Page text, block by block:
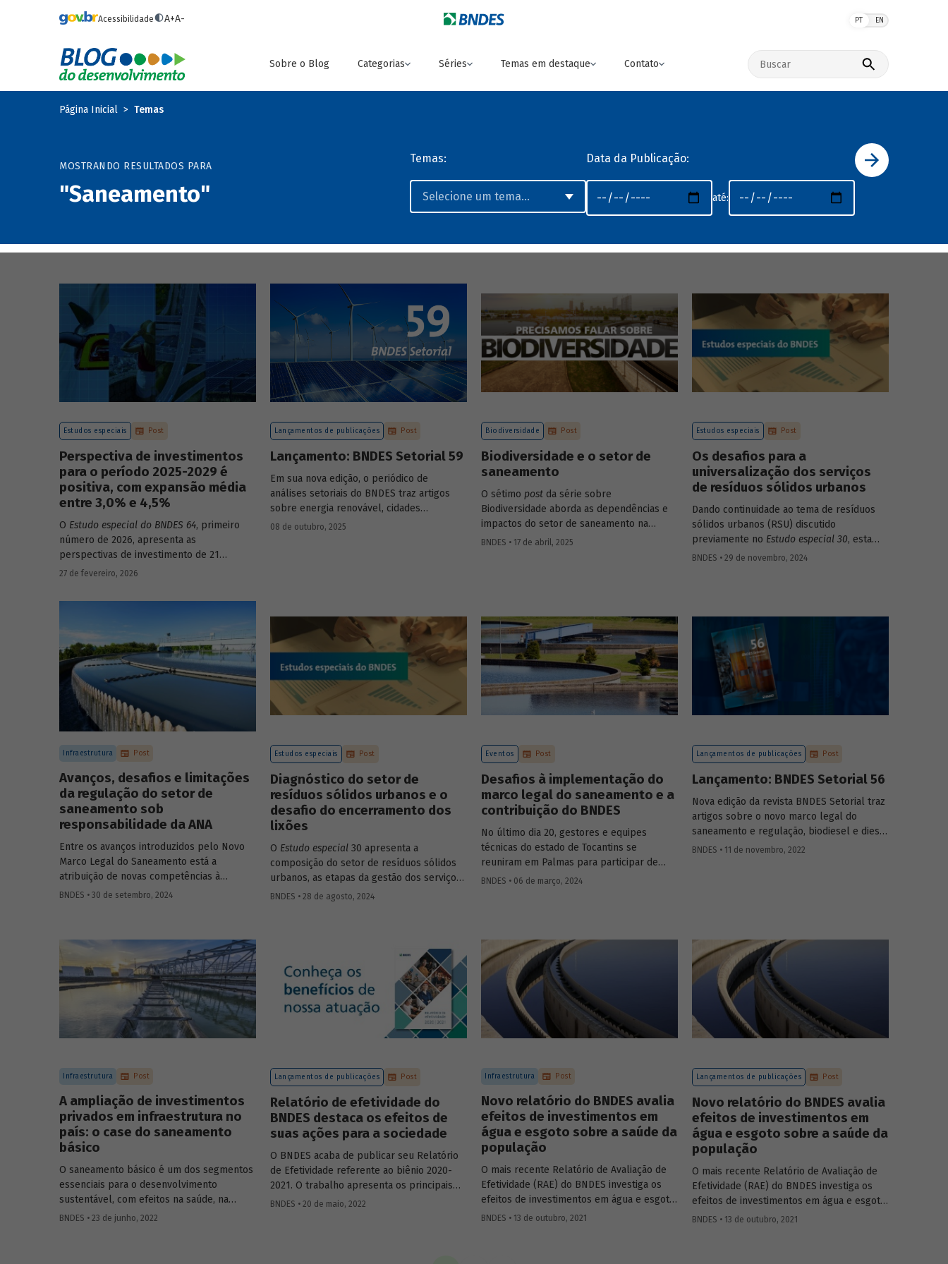
Acessibilidade A+A- PT EN
Sobre o Blog Categorias Séries Temas em destaque Contato
Buscar no site
Página Inicial Temas
MOSTRANDO RESULTADOS PARA
"Saneamento"
Temas: Data da Publicação:
até:
Estudos especiais Post
Perspectiva de investimentos
para o período 2025-2029 é
positiva, com expansão média
entre 3,0% e 4,5%
O Estudo especial do BNDES 64, primeiro
número de 2026, apresenta as
perspectivas de investimento de 21
setores da economia brasileira para o
27 de fevereiro, 2026
Lançamentos de publicações Post
Lançamento: BNDES Setorial 59
Em sua nova edição, o periódico de
análises setoriais do BNDES traz artigos
sobre energia renovável, cidades
resilientes, gestão de resíduos sólidos
08 de outubro, 2025
Biodiversidade Post
Biodiversidade e o setor de
saneamento
O sétimo post da série sobre
Biodiversidade aborda as dependências e
impactos do setor de saneamento na
natureza. A relação do setor com o
ação urgente.
BNDES • 17 de abril, 2025
Estudos especiais Post
Os desafios para a
universalização dos serviços
de resíduos sólidos urbanos
Dando continuidade ao tema de resíduos
sólidos urbanos (RSU) discutido
previamente no Estudo especial 30, esta
edição trata especificamente das
BNDES • 29 de novembro, 2024
Infraestrutura Post
Avanços, desafios e limitações
da regulação do setor de
saneamento sob
responsabilidade da ANA
Entre os avanços introduzidos pelo Novo
Marco Legal do Saneamento está a
atribuição de novas competências à
Agência Nacional de Águas e Saneamento
de superá-los.
BNDES • 30 de setembro, 2024
Estudos especiais Post
Diagnóstico do setor de
resíduos sólidos urbanos e o
desafio do encerramento dos
lixões
O Estudo especial 30 apresenta a
composição do setor de resíduos sólidos
urbanos, as etapas da gestão dos serviços
de manejo de RSU e a situação atual
para encerramento dos lixões – até agosto
de 2024.
BNDES • 28 de agosto, 2024
Eventos Post
Desafios à implementação do
marco legal do saneamento e a
contribuição do BNDES
No último dia 20, gestores e equipes
técnicas do estado de Tocantins se
reuniram em Palmas para participar de
seminário sobre a implementação do
tem ampliado suas formas de atuação.
BNDES • 06 de março, 2024
Lançamentos de publicações Post
Lançamento: BNDES Setorial 56
Nova edição da revista BNDES Setorial traz
artigos sobre o novo marco legal do
saneamento e regulação, biodiesel e diesel
verde no Brasil, e o papel do
BNDES • 11 de novembro, 2022
Infraestrutura Post
A ampliação de investimentos
privados em infraestrutura no
país: o case do saneamento
básico
O saneamento básico é um dos segmentos
essenciais para o desenvolvimento
sustentável, com efeitos na saúde, na
escolaridade e na qualidade de vida da
BNDES • 23 de junho, 2022
Lançamentos de publicações Post
Relatório de efetividade do
BNDES destaca os efeitos de
suas ações para a sociedade
O BNDES acaba de publicar seu Relatório
de Efetividade referente ao biênio 2020-
2021. O trabalho apresenta os principais
resultados obtidos a partir das atividades
BNDES • 20 de maio, 2022
Infraestrutura Post
Novo relatório do BNDES avalia
efeitos de investimentos em
água e esgoto sobre a saúde da
população
O mais recente Relatório de Avaliação de
Efetividade (RAE) do BNDES investiga os
efeitos de investimentos em água e esgoto
sobre indicadores de saúde. Dados do
BNDES • 13 de outubro, 2021
Lançamentos de publicações Post
Novo relatório do BNDES avalia
efeitos de investimentos em
água e esgoto sobre a saúde da
população
O mais recente Relatório de Avaliação de
Efetividade (RAE) do BNDES investiga os
efeitos de investimentos em água e esgoto
sobre indicadores de saúde. Dados do
BNDES • 13 de outubro, 2021